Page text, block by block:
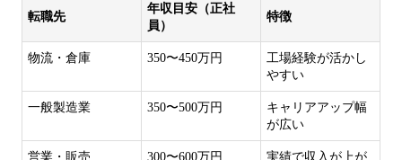
転職先
年収目安（正社
員）
特徴
物流・倉庫 350〜450万円
工場経験が活かし
やすい
一般製造業 350〜500万円
キャリアアップ幅
が広い
営業・販売 300〜600万円
実績で収入が上が